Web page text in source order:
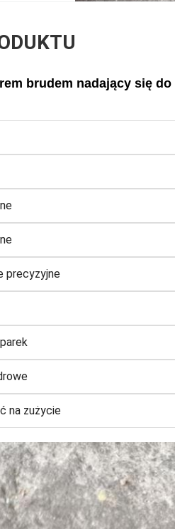
brudem nadający się
precyzyjne
na zużycie